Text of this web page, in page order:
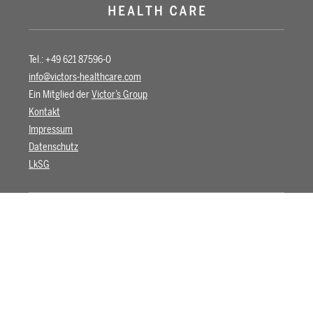
Tel.: +49 621 87596-0
info@victors-healthcare.com
Ein Mitglied derVictor’s Group
Kontakt
Impressum
Datenschutz
LkSG